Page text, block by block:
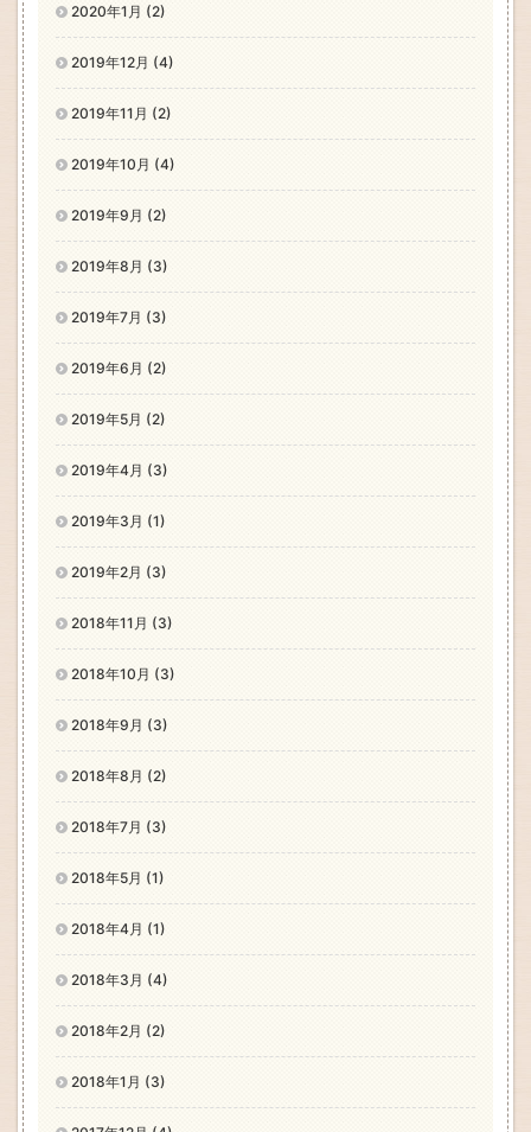
2020年1月 (2)
2019年12月 (4)
2019年11月 (2)
2019年10月 (4)
2019年9月 (2)
2019年8月 (3)
2019年7月 (3)
2019年6月 (2)
2019年5月 (2)
2019年4月 (3)
2019年3月 (1)
2019年2月 (3)
2018年11月 (3)
2018年10月 (3)
2018年9月 (3)
2018年8月 (2)
2018年7月 (3)
2018年5月 (1)
2018年4月 (1)
2018年3月 (4)
2018年2月 (2)
2018年1月 (3)